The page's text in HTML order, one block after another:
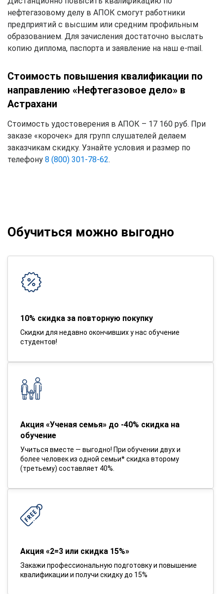
нефтегазовому делу в АПОК смогут работники
предприятий с высшим или средним профильным
образованием. Для зачисления достаточно выслать
копию диплома, паспорта и заявление на наш e-mail.
Стоимость повышения квалификации по
направлению «Нефтегазовое дело» в
Астрахани
Стоимость удостоверения в АПОК – 17 160 руб. При
заказе «корочек» для групп слушателей делаем
заказчикам скидку. Узнайте условия и размер по
телефону 8 (800) 301-78-62.
Обучиться можно выгодно
10% скидка за повторную покупку
Скидки для недавно окончивших у нас обучение
студентов!
Акция «Ученая семья» до -40% скидка на
обучение
Учиться вместе — выгодно! При обучении двух и
более человек из одной семьи* скидка второму
(третьему) составляет 40%.
Акция «2=3 или скидка 15%»
Закажи профессиональную подготовку и повышение
квалификации и получи скидку до 15%